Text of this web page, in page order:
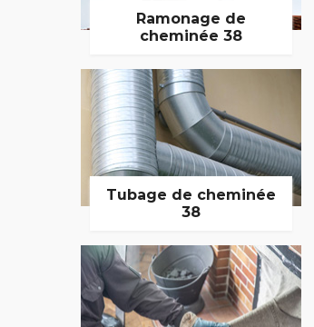
Ramonage de
cheminée 38
Tubage de cheminée
38